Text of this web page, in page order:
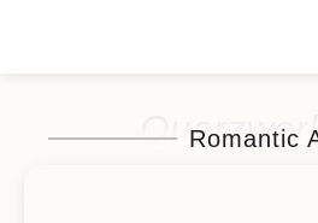
Romantic